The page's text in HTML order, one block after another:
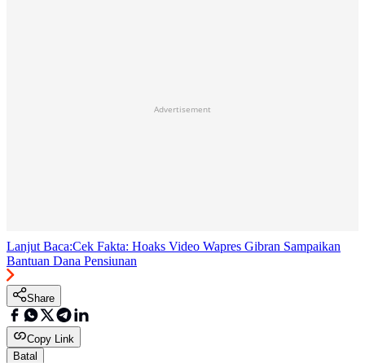
Advertisement
Lanjut Baca:Cek Fakta: Hoaks Video Wapres Gibran Sampaikan
Bantuan Dana Pensiunan
Share
Copy Link
Batal